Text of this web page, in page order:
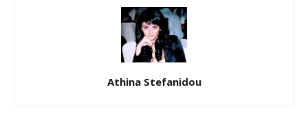
Athina Stefanidou